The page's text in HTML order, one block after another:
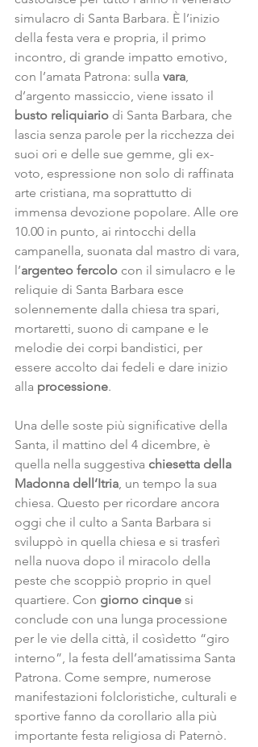
simulacro di Santa Barbara. È l’inizio
della festa vera e propria, il primo
incontro, di grande impatto emotivo,
con l’amata Patrona: sulla vara,
d’argento massiccio, viene issato il
busto reliquiario di Santa Barbara, che
lascia senza parole per la ricchezza dei
suoi ori e delle sue gemme, gli ex-
voto, espressione non solo di raffinata
arte cristiana, ma soprattutto di
immensa devozione popolare. Alle ore
10.00 in punto, ai rintocchi della
campanella, suonata dal mastro di vara,
l’argenteo fercolo con il simulacro e le
reliquie di Santa Barbara esce
solennemente dalla chiesa tra spari,
mortaretti, suono di campane e le
melodie dei corpi bandistici, per
essere accolto dai fedeli e dare inizio
alla processione.
Una delle soste più significative della
Santa, il mattino del 4 dicembre, è
quella nella suggestiva chiesetta della
Madonna dell’Itria, un tempo la sua
chiesa. Questo per ricordare ancora
oggi che il culto a Santa Barbara si
sviluppò in quella chiesa e si trasferì
nella nuova dopo il miracolo della
peste che scoppiò proprio in quel
quartiere. Con giorno cinque si
conclude con una lunga processione
per le vie della città, il cosìdetto “giro
interno”, la festa dell’amatissima Santa
Patrona. Come sempre, numerose
manifestazioni folcloristiche, culturali e
sportive fanno da corollario alla più
importante festa religiosa di Paternò.